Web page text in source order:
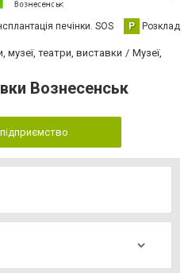
печінки. SOS Р Розклад
музеї, театри, виставки
Музеї,
Вознесенськ